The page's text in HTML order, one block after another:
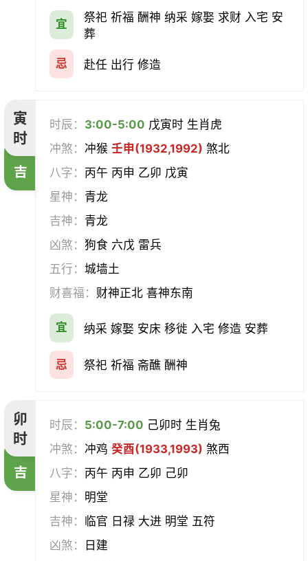
会亲友 伐木 架马 扫舍
入学
断蚁 归岫 修坟
除服 移柩
宜
祭祀 祈福 酬神 纳采 嫁娶 求财 入宅 安
葬
忌 赴任 出行 修造
寅
时
吉
时辰： 3:00-5:00 戊寅时 生肖虎
冲煞：冲猴壬申(1932,1992) 煞北
八字： 丙午 丙申 乙卯 戊寅
星神： 青龙
吉神： 青龙
凶煞：狗食 六戊 雷兵
五行：城墙土
财喜福： 财神正北 喜神东南
宜 纳采 嫁娶 安床 移徙 入宅 修造 安葬
忌 祭祀 祈福 斋醮 酬神
卯
时
吉
时辰： 5:00-7:00 己卯时 生肖兔
冲煞：冲鸡癸酉(1933,1993) 煞西
八字： 丙午 丙申 乙卯 己卯
星神： 明堂
吉神： 临官 日禄 大进 明堂 五符
凶煞：
日建